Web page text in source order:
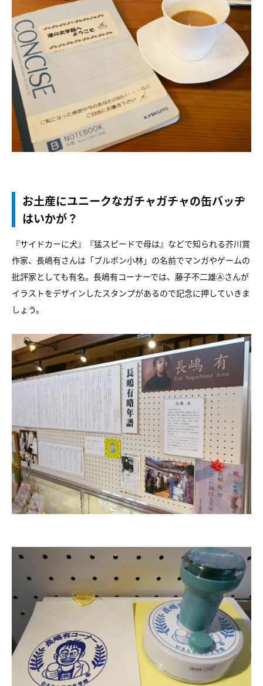
お土産にユニークなガチャガチャの缶バッヂ
はいかが？
『サイドカーに犬』『猛スピードで母は』などで知られる芥川賞
作家、長嶋有さんは「ブルボン小林」の名前でマンガやゲームの
批評家としても有名。長嶋有コーナーでは、藤子不二雄Ⓐさんが
イラストをデザインしたスタンプがあるので記念に押していきま
しょう。